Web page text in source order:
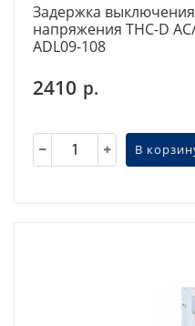
Задержка
напряжения THC-D
ADL09-108
2410 р.
В